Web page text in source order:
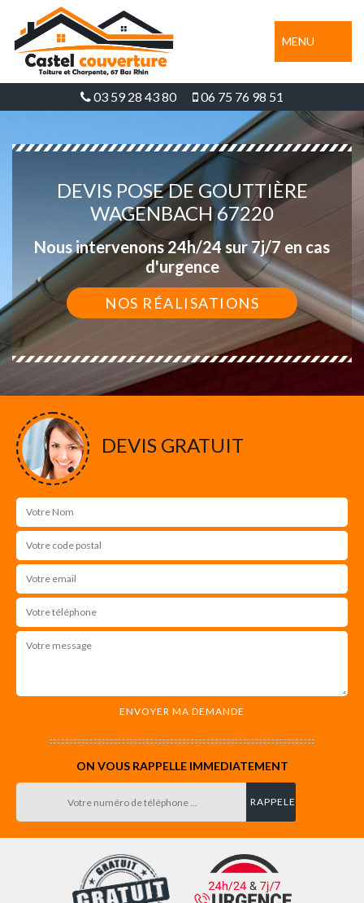
MENU
03 59 28 43 80 06 75 76 98 51
DEVIS POSE DE GOUTTIÈRE
WAGENBACH 67220
Nous intervenons 24h/24 sur 7j/7 en cas
d'urgence
NOS RÉALISATIONS
DEVIS GRATUIT
ON VOUS RAPPELLE IMMEDIATEMENT